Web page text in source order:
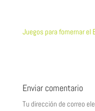
Juegos para fomernar el
Enviar comentario
Tu dirección de correo